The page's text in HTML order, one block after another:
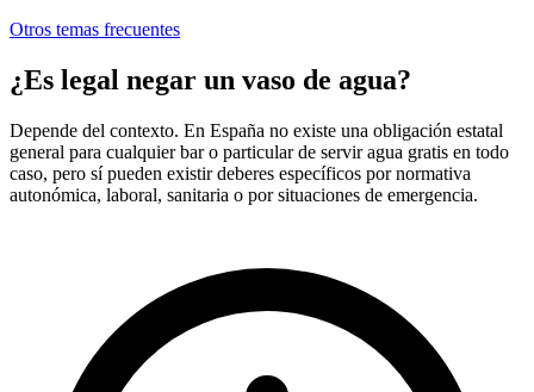
Otros temas frecuentes
¿Es legal negar un vaso de agua?
Depende del contexto. En España no existe una obligación estatal
general para cualquier bar o particular de servir agua gratis en todo
caso, pero sí pueden existir deberes específicos por normativa
autonómica, laboral, sanitaria o por situaciones de emergencia.